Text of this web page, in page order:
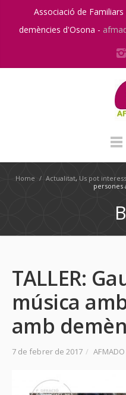
Associació de
demències d'Osona -
Home / Actualitat, Us pot
persones
TALLER:
música
amb
7 de febrer de 2017 / AFMADO